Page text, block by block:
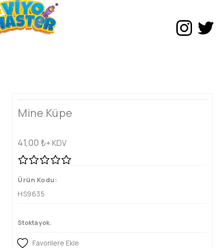
Mine Küpe
41,00 ₺+ KDV
Ürün Kodu:
HS9635
Stokta yok.
Favorilere Ekle